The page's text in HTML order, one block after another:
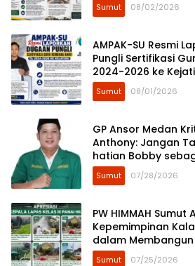
Sumut 08/02/2026
AMPAK-SU Resmi
Pungli Sertifikasi
2024-2026 ke
Sumut 08/01/2026
GP Ansor Medan
Anthony: Jangan
hatian Bobby
Sumut 07/28/2026
​PW HIMMAH Sumut
Kepemimpinan
dalam
Humanis
Sumut 07/25/2026